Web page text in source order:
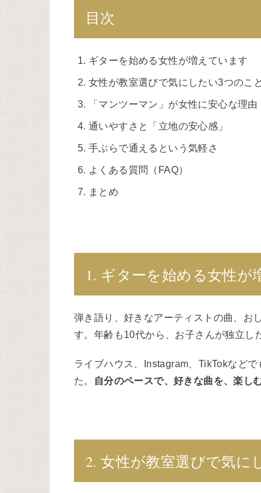
目次
ギターを始める女性が増えています
女性が教室選びで気にしたい3つのこと
「マンツーマン」が女性に安心な理由
通いやすさと「立地の安心感」
手ぶらで通えるという気軽さ
よくある質問（FAQ）
まとめ
1. ギターを始める女性が
弾き語り、好きなアーティストの曲、
す。年齢も10代から、お子さんが独立し
ライブハウス、Instagram、TikTokなど
た。
自分のペースで、好きな曲を、楽し
2. 女性が教室選びで気に